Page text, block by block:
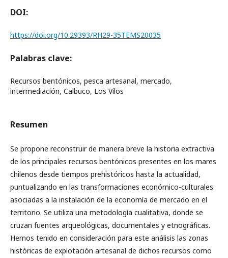
DOI:
https://doi.org/10.29393/RH29-35TEMS20035
Palabras clave:
Recursos bentónicos, pesca artesanal, mercado,
intermediación, Calbuco, Los Vilos
Resumen
Se propone reconstruir de manera breve la historia extractiva
de los principales recursos bentónicos presentes en los mares
chilenos desde tiempos prehistóricos hasta la actualidad,
puntualizando en las transformaciones económico-culturales
asociadas a la instalación de la economía de mercado en el
territorio. Se utiliza una metodología cualitativa, donde se
cruzan fuentes arqueológicas, documentales y etnográficas.
Hemos tenido en consideración para este análisis las zonas
históricas de explotación artesanal de dichos recursos como